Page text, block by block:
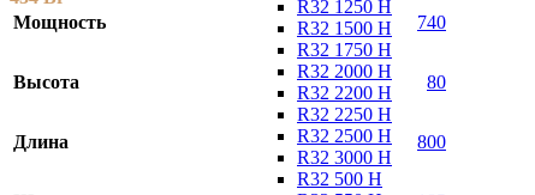
R32 1250 H
R32 1500 H
R32 1750 H
R32 2000 H
R32 2200 H
R32 2250 H
R32 2500 H
R32 3000 H
R32 500 H
Мощность
740
Высота 80
Длина 800